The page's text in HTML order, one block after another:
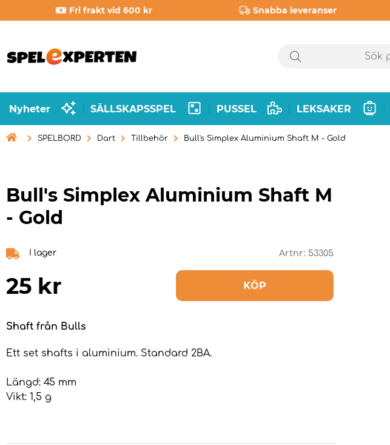
Fri frakt vid 600 kr Snabba leveranser
Nyheter SÄLLSKAPSSPEL PUSSEL LEKSAKER
 SPELBORD Dart Tillbehör Bull's Simplex Aluminium Shaft M - Gold
Bull's Simplex Aluminium Shaft M
- Gold
I lager Artnr: 53305
25 kr KÖP
Shaft från Bulls
Ett set shafts i aluminium. Standard 2BA.
Längd: 45 mm
Vikt: 1,5 g